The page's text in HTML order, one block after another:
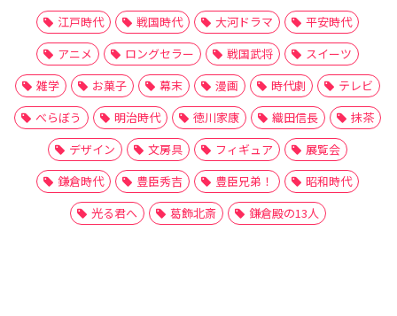
江戸時代 戦国時代 大河ドラマ
平安時代
アニメ
ロングセラー 戦国武将
スイーツ
雑学
お菓子 幕末 漫画 時代劇
テレビ
べらぼう
明治時代 徳川家康 織田信長
抹茶
デザイン
文房具 フィギュア
展覧会
鎌倉時代
豊臣秀吉 豊臣兄弟！
昭和時代
光る君へ
葛飾北斎 鎌倉殿の13人